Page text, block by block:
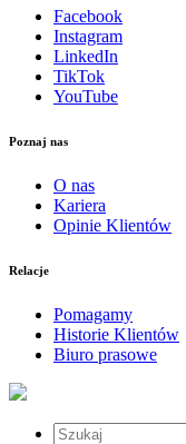
Facebook
Instagram
LinkedIn
TikTok
YouTube
Poznaj nas
O nas
Kariera
Opinie Klientów
Relacje
Pomagamy
Historie Klientów
Biuro prasowe